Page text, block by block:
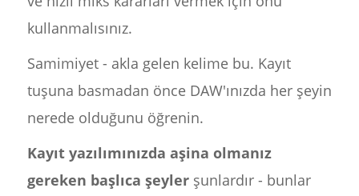
kullanmalısınız.
Samimiyet - akla gelen kelime bu. Kayıt
tuşuna basmadan önce DAW'ınızda her şeyin
nerede olduğunu öğrenin.
Kayıt yazılımınızda aşina olmanız
gereken başlıca şeylerşunlardır - bunlar